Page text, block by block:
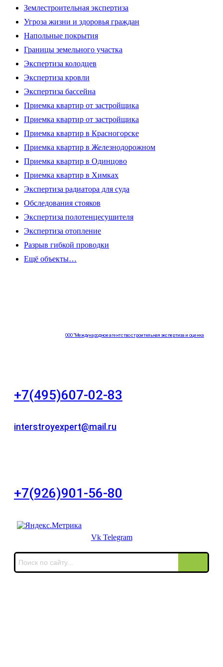
Землестроительная экспертиза
Угроза жизни и здоровья граждан
Напольные покрытия
Границы земельного участка
Экспертиза колодцев
Экспертиза кровли
Экспертиза бассейна
Приемка квартир от застройщика
Приемка квартир от застройщика
Приемка квартир в Красногорске
Приемка квартир в Железнодорожном
Приемка квартир в Одинцово
Приемка квартир в Химках
Экспертиза радиатора для суда
Обследования стояков
Экспертиза полотенцесушителя
Экспертиза отопление
Разрыв гибкой проводки
Ещё объекты…
ООО "Международное агентство строительная экспертиза и оценка
+7(495)607-02-83
interstroyexpert@mail.ru
+7(926)901-56-80
Vk Telegram